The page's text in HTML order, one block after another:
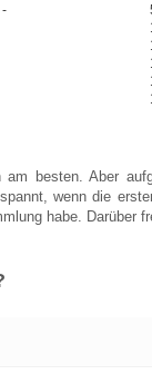
-
besten. Aber
wenn die
habe. Darüber